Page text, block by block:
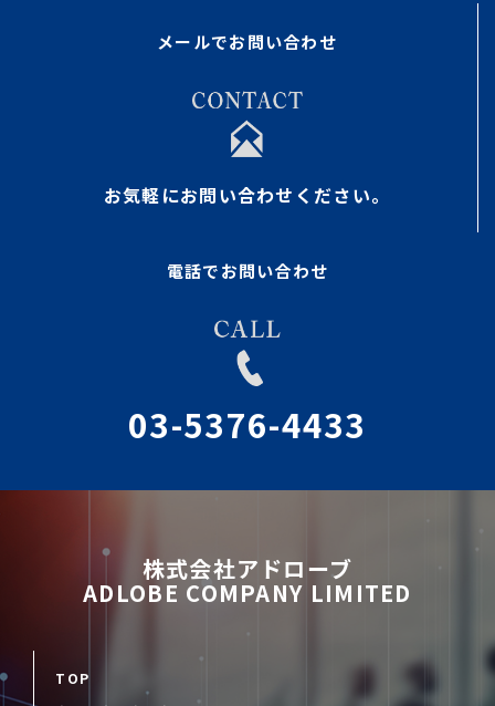
メールでお問い合わせ
お気軽にお問い合わせください。
電話でお問い合わせ
03-5376-4433
株式会社アドローブ
ADLOBE COMPANY LIMITED
TOP